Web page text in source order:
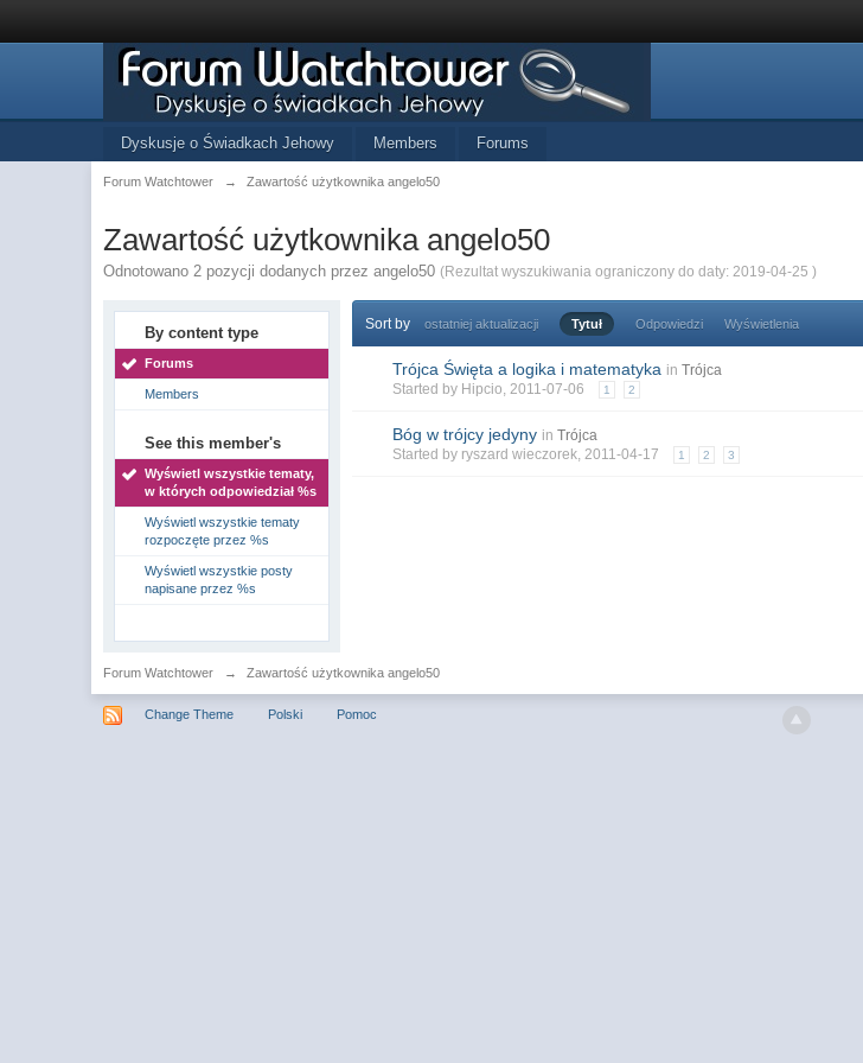
Dyskusje o Świadkach Jehowy Members Forums
Forum Watchtower → Zawartość użytkownika angelo50
Zawartość użytkownika angelo50
Odnotowano 2 pozycji dodanych przez angelo50 (Rezultat wyszukiwania ograniczony do daty: 2019-04-25 )
By content type
Forums
Members
See this member's
Wyświetl wszystkie tematy,
w których odpowiedział %s
Wyświetl wszystkie tematy
rozpoczęte przez %s
Wyświetl wszystkie posty
napisane przez %s
Sort by ostatniej aktualizacji Tytuł Odpowiedzi Wyświetlenia
Trójca Święta a logika i matematyka in Trójca
Started by Hipcio, 2011-07-06 1 2
Bóg w trójcy jedyny in Trójca
Started by ryszard wieczorek, 2011-04-17 1 2 3
Forum Watchtower → Zawartość użytkownika angelo50
Change Theme Polski Pomoc